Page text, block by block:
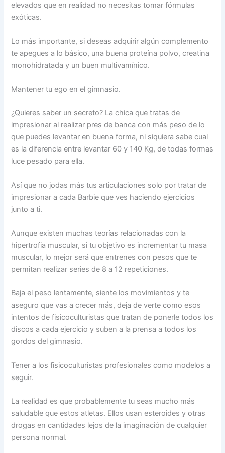
elevados que en realidad no necesitas tomar fórmulas
exóticas.
Lo más importante, si deseas adquirir algún complemento
te apegues a lo básico, una buena proteína polvo, creatina
monohidratada y un buen multivamínico.
Mantener tu ego en el gimnasio.
¿Quieres saber un secreto? La chica que tratas de
impresionar al realizar pres de banca con más peso de lo
que puedes levantar en buena forma, ni siquiera sabe cual
es la diferencia entre levantar 60 y 140 Kg, de todas formas
luce pesado para ella.
Así que no jodas más tus articulaciones solo por tratar de
impresionar a cada Barbie que ves haciendo ejercicios
junto a ti.
Aunque existen muchas teorías relacionadas con la
hipertrofia muscular, si tu objetivo es incrementar tu masa
muscular, lo mejor será que entrenes con pesos que te
permitan realizar series de 8 a 12 repeticiones.
Baja el peso lentamente, siente los movimientos y te
aseguro que vas a crecer más, deja de verte como esos
intentos de fisicoculturistas que tratan de ponerle todos los
discos a cada ejercicio y suben a la prensa a todos los
gordos del gimnasio.
Tener a los fisicoculturistas profesionales como modelos a
seguir.
La realidad es que probablemente tu seas mucho más
saludable que estos atletas. Ellos usan esteroides y otras
drogas en cantidades lejos de la imaginación de cualquier
persona normal.